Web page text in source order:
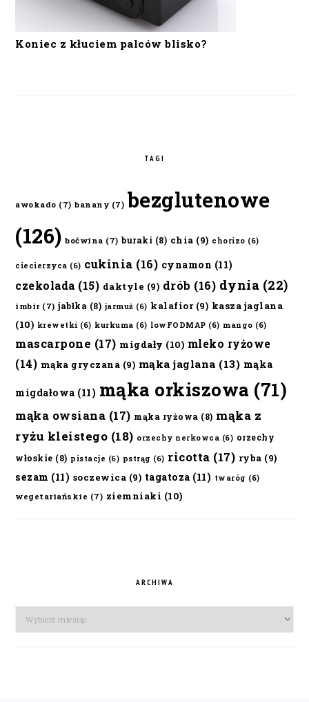
Koniec z kłuciem palców blisko?
TAGI
awokado (7) banany (7) bezglutenowe
(126) boćwina (7) buraki (8) chia (9) chorizo (6)
ciecierzyca (6) cukinia (16) cynamon (11)
czekolada (15) daktyle (9) drób (16) dynia (22)
imbir (7) jabłka (8) jarmuż (6) kalafior(9) kasza jaglana
(10) krewetki (6) kurkuma (6) lowFODMAP (6) mango (6)
mascarpone (17) migdały (10) mleko ryżowe
(14) mąka gryczana (9) mąka jaglana (13) mąka
migdałowa (11) mąka orkiszowa (71)
mąka owsiana (17) mąka ryżowa (8) mąka z
ryżu kleistego (18) orzechy nerkowca (6) orzechy
włoskie (8) pistacje (6) pstrąg (6) ricotta (17) ryba (9)
sezam (11) soczewica (9) tagatoza (11) twaróg (6)
wegetariańskie (7) ziemniaki (10)
ARCHIWA
Archiwa